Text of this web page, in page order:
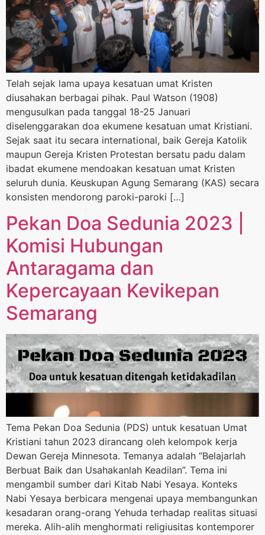
Telah sejak lama upaya kesatuan umat Kristen
diusahakan berbagai pihak. Paul Watson (1908)
mengusulkan pada tanggal 18-25 Januari
diselenggarakan doa ekumene kesatuan umat Kristiani.
Sejak saat itu secara international, baik Gereja Katolik
maupun Gereja Kristen Protestan bersatu padu dalam
ibadat ekumene mendoakan kesatuan umat Kristen
seluruh dunia. Keuskupan Agung Semarang (KAS) secara
konsisten mendorong paroki-paroki […]
Pekan Doa Sedunia 2023 |
Komisi Hubungan
Antaragama dan
Kepercayaan Kevikepan
Semarang
Tema Pekan Doa Sedunia (PDS) untuk kesatuan Umat
Kristiani tahun 2023 dirancang oleh kelompok kerja
Dewan Gereja Minnesota. Temanya adalah “Belajarlah
Berbuat Baik dan Usahakanlah Keadilan”. Tema ini
mengambil sumber dari Kitab Nabi Yesaya. Konteks
Nabi Yesaya berbicara mengenai upaya membangunkan
kesadaran orang-orang Yehuda terhadap realitas situasi
mereka. Alih-alih menghormati religiusitas kontemporer